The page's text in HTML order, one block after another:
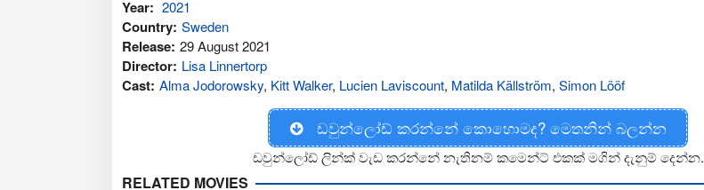
Year: 2021
Country: Sweden
Release: 29 August 2021
Director: Lisa Linnertorp
Cast: Alma Jodorowsky, Kitt Walker, Lucien Laviscount, Matilda Källström, Simon Lööf
ඩවුන්ලෝඩ් කරන්නේ කොහොමද? මෙතනින් බලන්න
ඩවුන්ලෝඩ් ලින්ක් වැඩ කරන්නේ නැතිනම් කමෙන්ට් එකක් මගින් දැනුම් දෙන්න.
RELATED MOVIES